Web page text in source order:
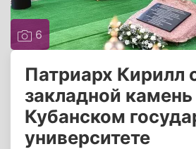
6
Патриарх Кирилл
закладной
Кубанском
университете